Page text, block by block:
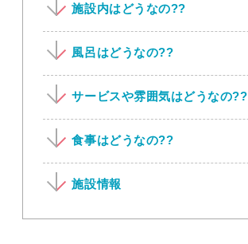
施設内はどうなの??
風呂はどうなの??
サービスや雰囲気はどうなの??
食事はどうなの??
施設情報